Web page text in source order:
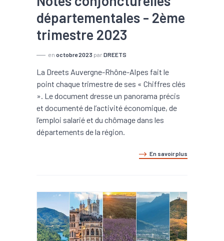
départementales - 2ème
trimestre 2023
en octobre 2023 par DREETS
La Dreets Auvergne-Rhône-Alpes fait le
point chaque trimestre de ses « Chiffres clés
». Le document dresse un panorama précis
et documenté de l’activité économique, de
l’emploi salarié et du chômage dans les
départements de la région.
En savoir plus